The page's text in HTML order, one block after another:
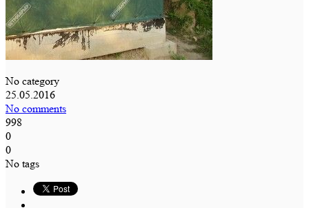
No category
25.05.2016
No comments
998
0
0
No tags